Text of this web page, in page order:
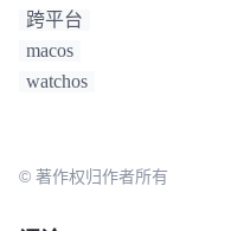
跨平台
macos
watchos
© 著作权归作者所有